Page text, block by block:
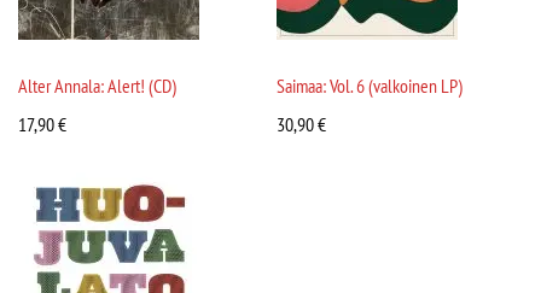
Alter Annala: Alert! (CD)
17,90€
Saimaa: Vol. 6 (valkoinen LP)
30,90€